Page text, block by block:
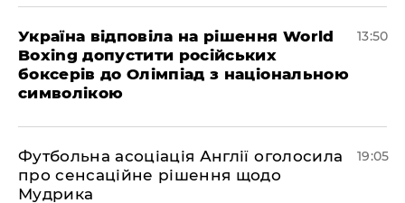
Україна відповіла на рішення World
Boxing допустити російських
боксерів до Олімпіад з національною
символікою
13:50
​Футбольна асоціація Англії оголосила
про сенсаційне рішення щодо
Мудрика
19:05